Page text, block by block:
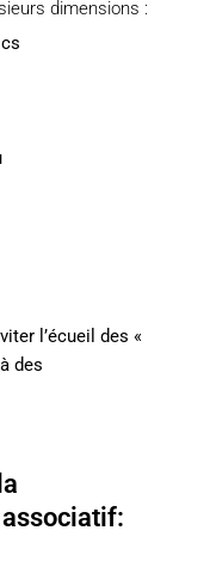
dimensions :
l’écueil des «
des